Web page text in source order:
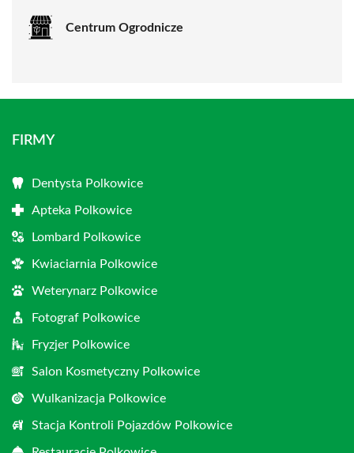
Centrum Ogrodnicze
FIRMY
Dentysta Polkowice
Apteka Polkowice
Lombard Polkowice
Kwiaciarnia Polkowice
Weterynarz Polkowice
Fotograf Polkowice
Fryzjer Polkowice
Salon Kosmetyczny Polkowice
Wulkanizacja Polkowice
Stacja Kontroli Pojazdów Polkowice